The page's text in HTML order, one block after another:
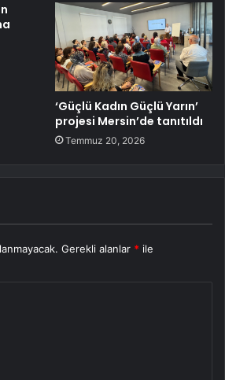
‘Güçlü Kadın Güçlü Yarın’
projesi Mersin’de tanıtıldı
Temmuz 20, 2026
Gerekli alanlar * ile